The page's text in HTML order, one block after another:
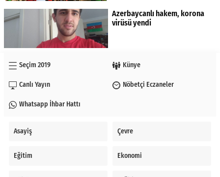
Azerbaycanlı hakem, korona
virüsü yendi
Seçim 2019 Künye
Canlı Yayın Nöbetçi Eczaneler
Whatsapp İhbar Hattı
Asayiş Çevre
Eğitim Ekonomi